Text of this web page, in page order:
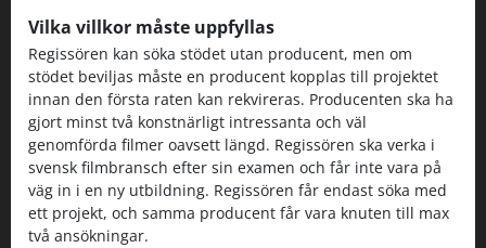
Vilka villkor måste uppfyllas
Regissören kan söka stödet utan producent, men om
stödet beviljas måste en producent kopplas till projektet
innan den första raten kan rekvireras. Producenten ska ha
gjort minst två konstnärligt intressanta och väl
genomförda filmer oavsett längd. Regissören ska verka i
svensk filmbransch efter sin examen och får inte vara på
väg in i en ny utbildning. Regissören får endast söka med
ett projekt, och samma producent får vara knuten till max
två ansökningar.